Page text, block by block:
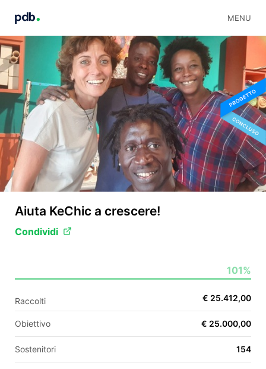
MENU
EN
Aiuta KeChic a crescere!
Condividi
101%
Raccolti € 25.412,00
Obiettivo € 25.000,00
Sostenitori 154